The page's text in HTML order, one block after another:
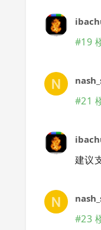
#19
#21
建议
#23